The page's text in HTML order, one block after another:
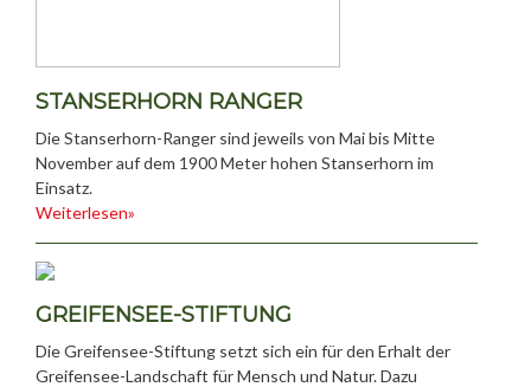
STANSERHORN RANGER
Die Stanserhorn-Ranger sind jeweils von Mai bis Mitte
November auf dem 1900 Meter hohen Stanserhorn im
Einsatz.
Weiterlesen»
GREIFENSEE-STIFTUNG
Die Greifensee-Stiftung setzt sich ein für den Erhalt der
Greifensee-Landschaft für Mensch und Natur. Dazu